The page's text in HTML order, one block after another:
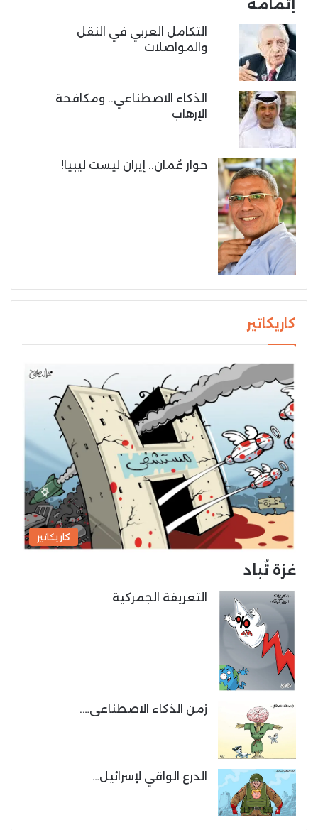
إتمامه
التكامل العربي في النقل
والمواصلات
الذكاء الاصطناعي.. ومكافحة
الإرهاب
حوار عُمان.. إيران ليست ليبيا!
كاريكاتير
كاريكاتير
غزة تُباد
التعريفة الجمركية
زمن الذكاء الاصطناعى….
الدرع الواقي لإسرائيل…